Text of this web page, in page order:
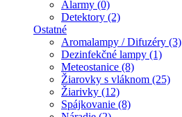
Alarmy (0)
Detektory (2)
Ostatné
Aromalampy / Difuzéry (3)
Dezinfekčné lampy (1)
Meteostanice (8)
Žiarovky s vláknom (25)
Žiarivky (12)
Spájkovanie (8)